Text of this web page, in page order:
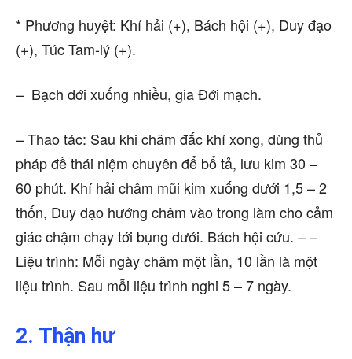
* Phương huyệt: Khí hải (+), Bách hội (+), Duy đạo
(+), Túc Tam-lý (+).
– Bạch đới xuống nhiều, gia Đới mạch.
– Thao tác: Sau khi châm đắc khí xong, dùng thủ
pháp đề thái niệm chuyên để bổ tả, lưu kim 30 –
60 phút. Khí hải châm mũi kim xuống dưới 1,5 – 2
thốn, Duy đạo hướng châm vào trong làm cho cảm
giác chậm chạy tới bụng dưới. Bách hội cứu. – –
Liệu trình: Mỗi ngày châm một lần, 10 lần là một
liệu trình. Sau mỗi liệu trình nghi 5 – 7 ngày.
2. Thận hư